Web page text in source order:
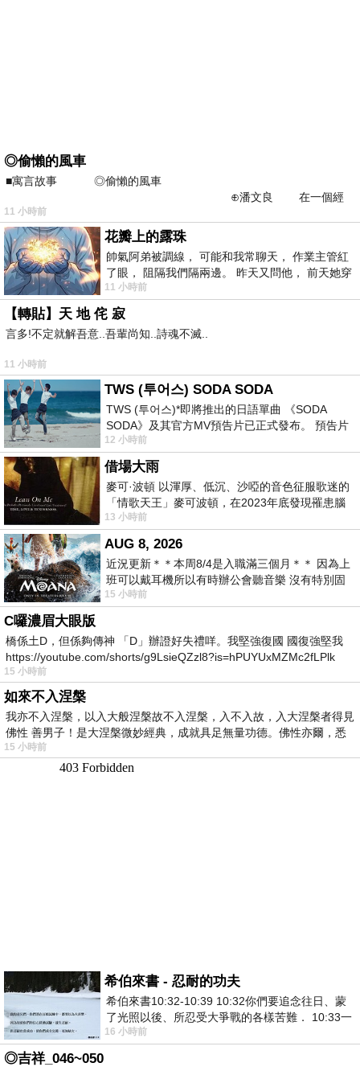
◎偷懶的風車
■寓言故事 ◎偷懶的風車
⊕潘文良 在一個經
常颳風的山丘上—&m
11 小時前
花瓣上的露珠
帥氣阿弟被調線， 可能和我常聊天， 作業主管紅
了眼， 阻隔我們隔兩邊。 昨天又問他， 前天她穿
什麼顏色衣服， 不經
11 小時前
【轉貼】天 地 侘 寂
言多!不定就解吾意..吾輩尚知..詩魂不滅..
11 小時前
TWS (투어스) SODA SODA
TWS (투어스)*即將推出的日語單曲 《SODA
SODA》及其官方MV預告片已正式發布。 預告片
一經發布， 就引發了粉絲們對這次夏季回
12 小時前
借場大雨
麥可·波頓 以渾厚、低沉、沙啞的音色征服歌迷的
「情歌天王」麥可波頓，在2023年底發現罹患腦
瘤「祈禱早日康復，一切都好」。
13 小時前
AUG 8, 2026
近況更新＊＊本周8/4是入職滿三個月＊＊ 因為上
班可以戴耳機所以有時辦公會聽音樂 沒有特別固
定哪天但就是一周某一天會固定聽'90
15 小時前
C囉濃眉大眼版
橋係土D，但係夠傳神 「D」辦證好失禮咩。我堅強復國 國復強堅我
https://youtube.com/shorts/g9LsieQZzl8?is=hPUYUxMZMc2fLPlk
15 小時前
如來不入涅槃
我亦不入涅槃，以入大般涅槃故不入涅槃，入不入故，入大涅槃者得見
佛性 善男子！是大涅槃微妙經典，成就具足無量功德。佛性亦爾，悉
15 小時前
希伯來書 - 忍耐的功夫
希伯來書10:32-10:39 10:32你們要追念往日、蒙
了光照以後、所忍受大爭戰的各樣苦難． 10:33一
面被毀謗、遭患難、成了戲景、叫眾人
16 小時前
◎吉祥_046~050